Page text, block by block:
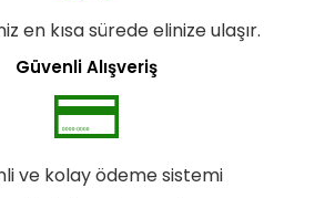
en kısa sürede elinize ulaşır.
Güvenli Alışveriş
ve kolay ödeme sistemi